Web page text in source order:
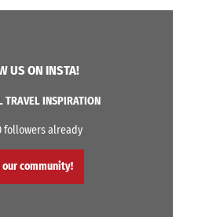
US ON INSTA!
TRAVEL INSPIRATION
followers already
our community!